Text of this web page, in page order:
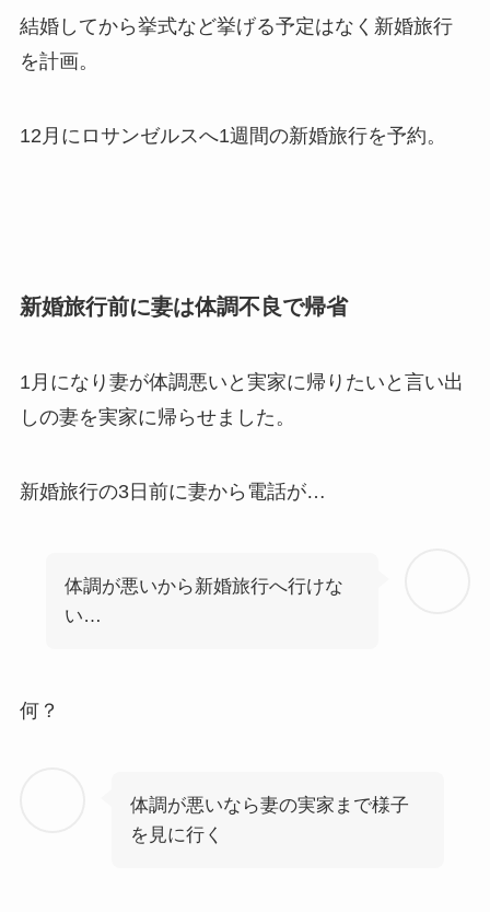
結婚してから挙式など挙げる予定はなく新婚旅行
を計画。
12月にロサンゼルスへ1週間の新婚旅行を予約。
新婚旅行前に妻は体調不良で帰省
1月になり妻が体調悪いと実家に帰りたいと言い出
しの妻を実家に帰らせました。
新婚旅行の3日前に妻から電話が…
体調が悪いから新婚旅行へ行けな
い…
何？
体調が悪いなら妻の実家まで様子
を見に行く